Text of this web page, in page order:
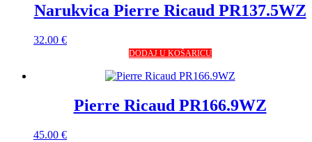
Narukvica Pierre Ricaud PR137.5WZ
32.00 €
DODAJ U KOŠARICU
Pierre Ricaud PR166.9WZ
45.00 €